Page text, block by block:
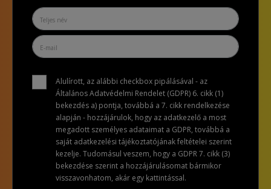
Alulírott, az alábbi checkbox pipálásával - az
Általános Adatvédelmi Rendelet (GDPR) 6. cikk (1)
bekezdés a) pontja, továbbá a 7. cikk rendelkezése
alapján - hozzájárulok, hogy az adatkezelő a most
megadott személyes adataimat a GDPR, továbbá a
saját adatkezelési tájékoztatójának feltételei szerint
kezelje. Tudomásul veszem, hogy a GDPR 7. cikk (3)
bekezdése szerint a hozzájárulásomat bármikor
visszavonhatom, akár egy kattintással.